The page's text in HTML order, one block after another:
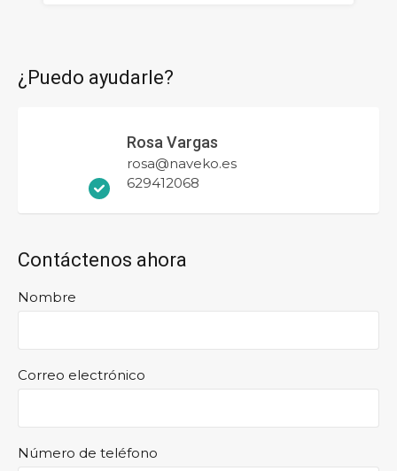
¿Puedo ayudarle?
Rosa Vargas
rosa@naveko.es
629412068
Contáctenos ahora
Nombre
Correo electrónico
Número de teléfono